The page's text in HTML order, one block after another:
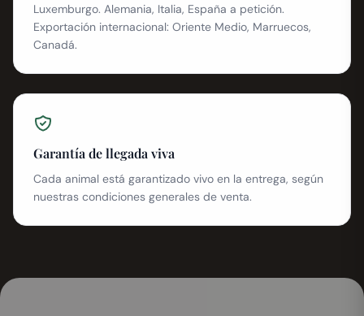
Luxemburgo. Alemania, Italia, España a petición.
Exportación internacional: Oriente Medio, Marruecos,
Canadá.
Garantía de llegada viva
Cada animal está garantizado vivo en la entrega, según
nuestras condiciones generales de venta.